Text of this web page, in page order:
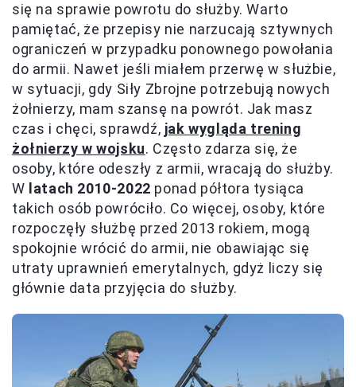
się na sprawie powrotu do służby. Warto
pamiętać, że przepisy nie narzucają sztywnych
ograniczeń w przypadku ponownego powołania
do armii. Nawet jeśli miałem przerwę w służbie,
w sytuacji, gdy Siły Zbrojne potrzebują nowych
żołnierzy, mam szansę na powrót. Jak masz
czas i chęci, sprawdź, jak wygląda trening
żołnierzy w wojsku. Często zdarza się, że
osoby, które odeszły z armii, wracają do służby.
W latach 2010-2022 ponad półtora tysiąca
takich osób powróciło. Co więcej, osoby, które
rozpoczęły służbę przed 2013 rokiem, mogą
spokojnie wrócić do armii, nie obawiając się
utraty uprawnień emerytalnych, gdyż liczy się
głównie data przyjęcia do służby.